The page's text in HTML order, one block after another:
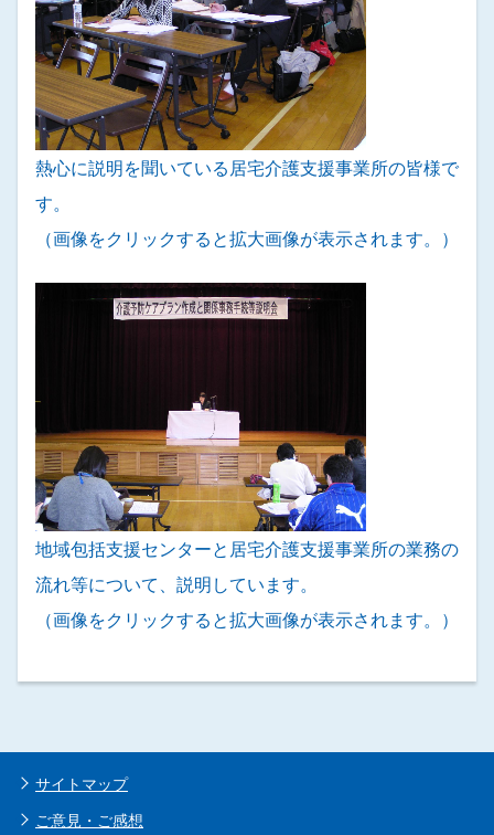
熱心に説明を聞いている居宅介護支援事業所の皆様で
す。
（画像をクリックすると拡大画像が表示されます。）
地域包括支援センターと居宅介護支援事業所の業務の
流れ等について、説明しています。
（画像をクリックすると拡大画像が表示されます。）
サイトマップ
ご意見・ご感想